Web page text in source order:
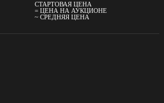
СТАРТОВАЯ ЦЕНА
= ЦЕНА НА АУКЦИОНЕ
~ СРЕДНЯЯ ЦЕНА